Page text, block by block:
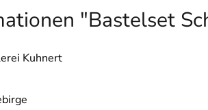
"Bastelset
Kuhnert